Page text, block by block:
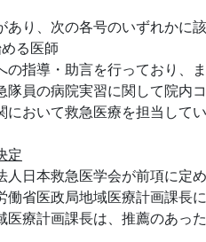
り、次の各号のいずれかに該
る医師
指導・助言を行っており、
員の病院実習に関して院内
おいて救急医療を担当して
定
日本救急医学会が前項に定
省医政局地域医療計画課長
療計画課長は、推薦のあっ